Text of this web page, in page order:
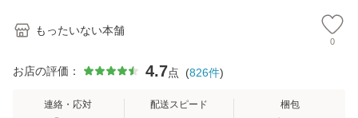
もったいない本舗
0
お店の評価： 4.7点 (826件)
連絡・応対 配送スピード 梱包